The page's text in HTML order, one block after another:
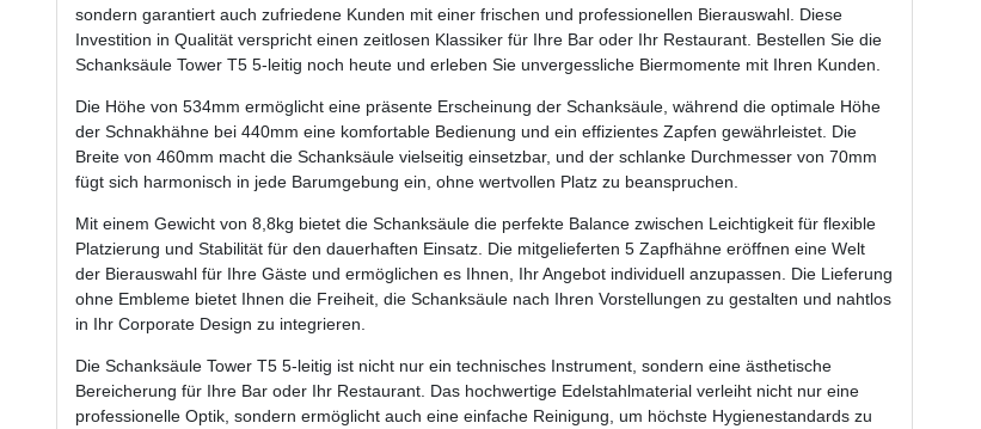
sondern garantiert auch zufriedene Kunden mit einer frischen und professionellen Bierauswahl. Diese
Investition in Qualität verspricht einen zeitlosen Klassiker für Ihre Bar oder Ihr Restaurant. Bestellen Sie die
Schanksäule Tower T5 5-leitig noch heute und erleben Sie unvergessliche Biermomente mit Ihren Kunden.
Die Höhe von 534mm ermöglicht eine präsente Erscheinung der Schanksäule, während die optimale Höhe
der Schnakhähne bei 440mm eine komfortable Bedienung und ein effizientes Zapfen gewährleistet. Die
Breite von 460mm macht die Schanksäule vielseitig einsetzbar, und der schlanke Durchmesser von 70mm
fügt sich harmonisch in jede Barumgebung ein, ohne wertvollen Platz zu beanspruchen.
Mit einem Gewicht von 8,8kg bietet die Schanksäule die perfekte Balance zwischen Leichtigkeit für flexible
Platzierung und Stabilität für den dauerhaften Einsatz. Die mitgelieferten 5 Zapfhähne eröffnen eine Welt
der Bierauswahl für Ihre Gäste und ermöglichen es Ihnen, Ihr Angebot individuell anzupassen. Die Lieferung
ohne Embleme bietet Ihnen die Freiheit, die Schanksäule nach Ihren Vorstellungen zu gestalten und nahtlos
in Ihr Corporate Design zu integrieren.
Die Schanksäule Tower T5 5-leitig ist nicht nur ein technisches Instrument, sondern eine ästhetische
Bereicherung für Ihre Bar oder Ihr Restaurant. Das hochwertige Edelstahlmaterial verleiht nicht nur eine
professionelle Optik, sondern ermöglicht auch eine einfache Reinigung, um höchste Hygienestandards zu